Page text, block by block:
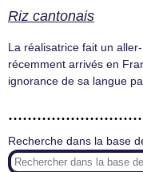
Riz cantonais
La réalisatrice fait un
récemment arrivés en
ignorance de sa langue
Recherche dans la base